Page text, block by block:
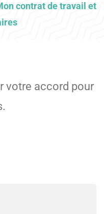
contrat de travail et
votre accord pour